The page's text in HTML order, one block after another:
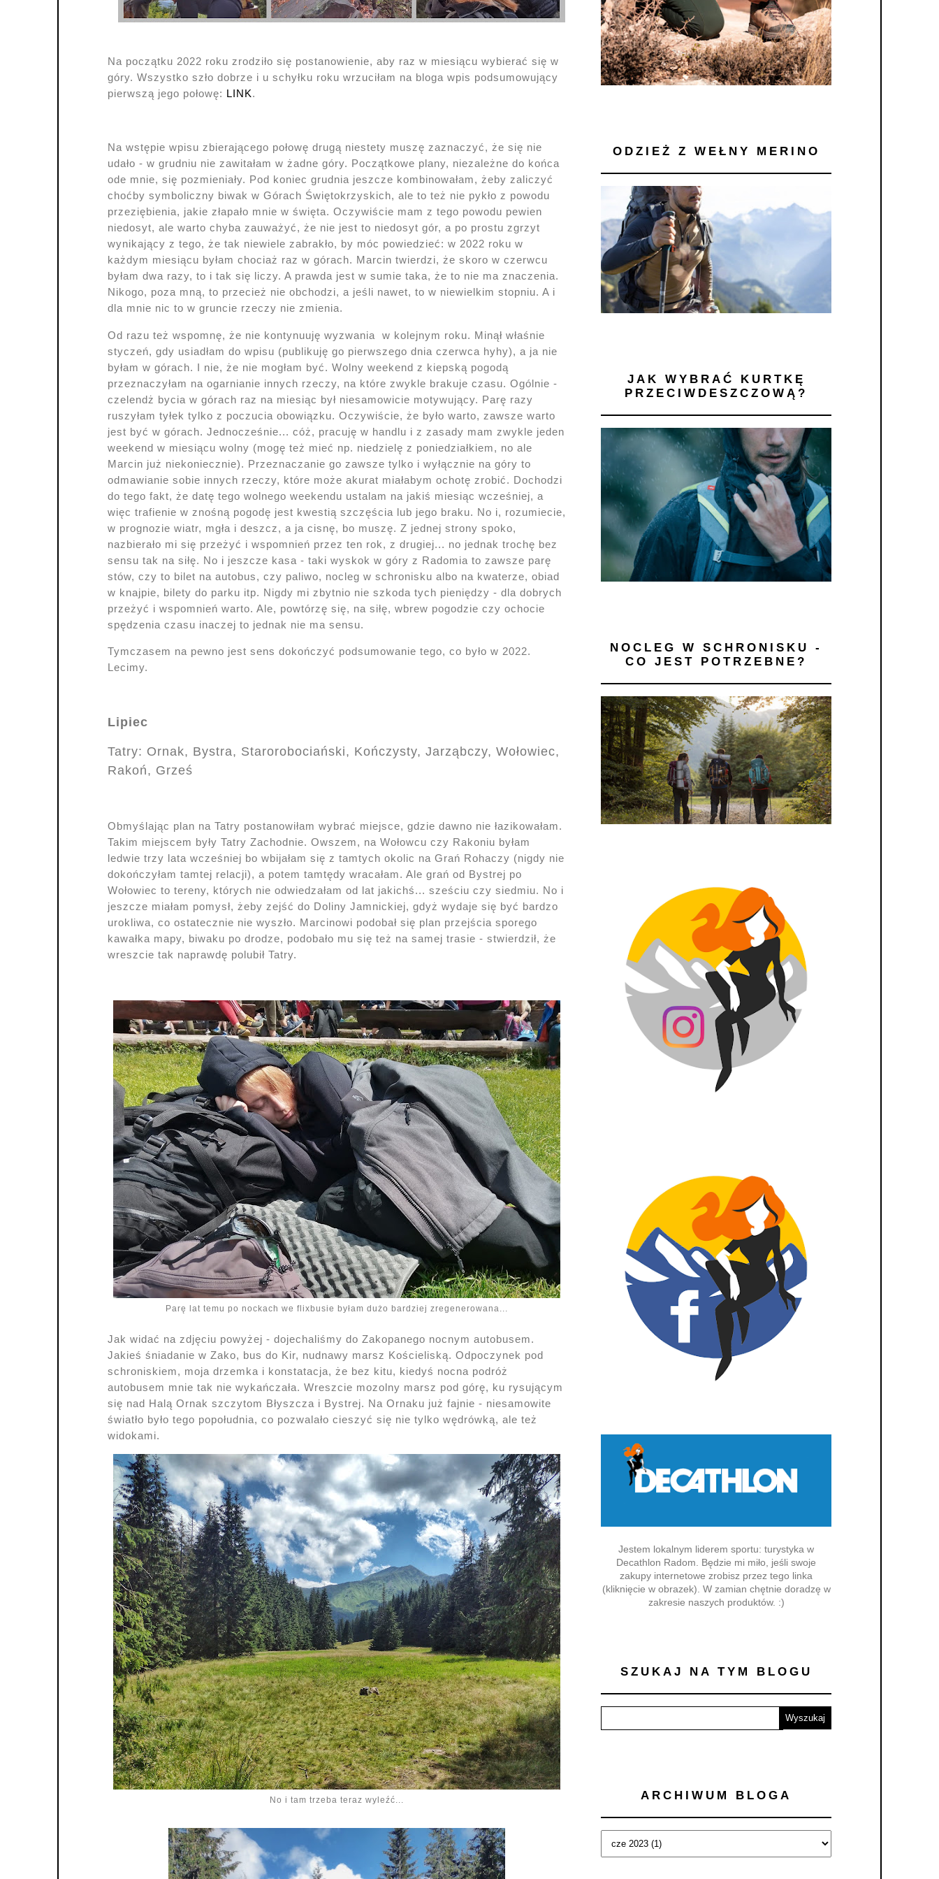
Na początku 2022 roku zrodziło się postanowienie, aby raz w miesiącu wybierać się w
góry. Wszystko szło dobrze i u schyłku roku wrzuciłam na bloga wpis podsumowujący
pierwszą jego połowę: LINK.
Na wstępie wpisu zbierającego połowę drugą niestety muszę zaznaczyć, że się nie
udało - w grudniu nie zawitałam w żadne góry. Początkowe plany, niezależne do końca
ode mnie, się pozmieniały. Pod koniec grudnia jeszcze kombinowałam, żeby zaliczyć
choćby symboliczny biwak w Górach Świętokrzyskich, ale to też nie pykło z powodu
przeziębienia, jakie złapało mnie w święta. Oczywiście mam z tego powodu pewien
niedosyt, ale warto chyba zauważyć, że nie jest to niedosyt gór, a po prostu zgrzyt
wynikający z tego, że tak niewiele zabrakło, by móc powiedzieć: w 2022 roku w
każdym miesiącu byłam chociaż raz w górach. Marcin twierdzi, że skoro w czerwcu
byłam dwa razy, to i tak się liczy. A prawda jest w sumie taka, że to nie ma znaczenia.
Nikogo, poza mną, to przecież nie obchodzi, a jeśli nawet, to w niewielkim stopniu. A i
dla mnie nic to w gruncie rzeczy nie zmienia.
Od razu też wspomnę, że nie kontynuuję wyzwania w kolejnym roku. Minął właśnie
styczeń, gdy usiadłam do wpisu (publikuję go pierwszego dnia czerwca hyhy), a ja nie
byłam w górach. I nie, że nie mogłam być. Wolny weekend z kiepską pogodą
przeznaczyłam na ogarnianie innych rzeczy, na które zwykle brakuje czasu. Ogólnie -
czelendż bycia w górach raz na miesiąc był niesamowicie motywujący. Parę razy
ruszyłam tyłek tylko z poczucia obowiązku. Oczywiście, że było warto, zawsze warto
jest być w górach. Jednocześnie... cóż, pracuję w handlu i z zasady mam zwykle jeden
weekend w miesiącu wolny (mogę też mieć np. niedzielę z poniedziałkiem, no ale
Marcin już niekoniecznie). Przeznaczanie go zawsze tylko i wyłącznie na góry to
odmawianie sobie innych rzeczy, które może akurat miałabym ochotę zrobić. Dochodzi
do tego fakt, że datę tego wolnego weekendu ustalam na jakiś miesiąc wcześniej, a
więc trafienie w znośną pogodę jest kwestią szczęścia lub jego braku. No i, rozumiecie,
w prognozie wiatr, mgła i deszcz, a ja cisnę, bo muszę. Z jednej strony spoko,
nazbierało mi się przeżyć i wspomnień przez ten rok, z drugiej... no jednak trochę bez
sensu tak na siłę. No i jeszcze kasa - taki wyskok w góry z Radomia to zawsze parę
stów, czy to bilet na autobus, czy paliwo, nocleg w schronisku albo na kwaterze, obiad
w knajpie, bilety do parku itp. Nigdy mi zbytnio nie szkoda tych pieniędzy - dla dobrych
przeżyć i wspomnień warto. Ale, powtórzę się, na siłę, wbrew pogodzie czy ochocie
spędzenia czasu inaczej to jednak nie ma sensu.
Tymczasem na pewno jest sens dokończyć podsumowanie tego, co było w 2022.
Lecimy.
Lipiec
Tatry: Ornak, Bystra, Starorobociański, Kończysty, Jarząbczy, Wołowiec,
Rakoń, Grześ
Obmyślając plan na Tatry postanowiłam wybrać miejsce, gdzie dawno nie łazikowałam.
Takim miejscem były Tatry Zachodnie. Owszem, na Wołowcu czy Rakoniu byłam
ledwie trzy lata wcześniej bo wbijałam się z tamtych okolic na Grań Rohaczy (nigdy nie
dokończyłam tamtej relacji), a potem tamtędy wracałam. Ale grań od Bystrej po
Wołowiec to tereny, których nie odwiedzałam od lat jakichś... sześciu czy siedmiu. No i
jeszcze miałam pomysł, żeby zejść do Doliny Jamnickiej, gdyż wydaje się być bardzo
urokliwa, co ostatecznie nie wyszło. Marcinowi podobał się plan przejścia sporego
kawałka mapy, biwaku po drodze, podobało mu się też na samej trasie - stwierdził, że
wreszcie tak naprawdę polubił Tatry.
Parę lat temu po nockach we flixbusie byłam dużo bardziej zregenerowana...
Jak widać na zdjęciu powyżej - dojechaliśmy do Zakopanego nocnym autobusem.
Jakieś śniadanie w Zako, bus do Kir, nudnawy marsz Kościeliską. Odpoczynek pod
schroniskiem, moja drzemka i konstatacja, że bez kitu, kiedyś nocna podróż
autobusem mnie tak nie wykańczała. Wreszcie mozolny marsz pod górę, ku rysującym
się nad Halą Ornak szczytom Błyszcza i Bystrej. Na Ornaku już fajnie - niesamowite
światło było tego popołudnia, co pozwalało cieszyć się nie tylko wędrówką, ale też
widokami.
No i tam trzeba teraz wyleźć...
ODZIEŻ Z WEŁNY MERINO
JAK WYBRAĆ KURTKĘ
PRZECIWDESZCZOWĄ?
NOCLEG W SCHRONISKU -
CO JEST POTRZEBNE?
Jestem lokalnym liderem sportu: turystyka w
Decathlon Radom. Będzie mi miło, jeśli swoje
zakupy internetowe zrobisz przez tego linka
(kliknięcie w obrazek). W zamian chętnie doradzę w
zakresie naszych produktów. :)
SZUKAJ NA TYM BLOGU
ARCHIWUM BLOGA